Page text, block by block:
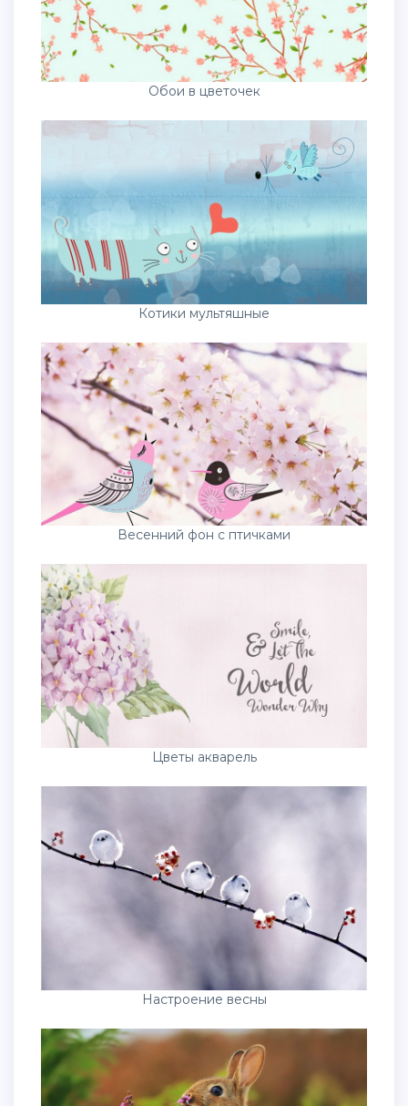
Обои в цветочек
Котики мультяшные
Весенний фон с птичками
Цветы акварель
Настроение весны